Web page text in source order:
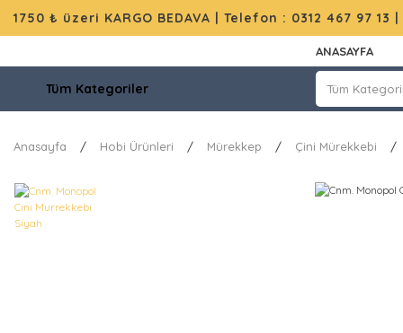
1750 ₺ üzeri KARGO BEDAVA | Telefon : 0312 467 97 13 |
ANASAYFA
Tüm Kategoriler
Anasayfa Hobi Ürünleri Mürekkep Çini Mürekkebi